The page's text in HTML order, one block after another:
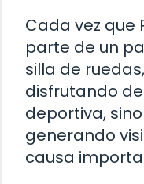
Cada vez que
parte de un
silla de
disfrutando
deportiva,
generando
causa